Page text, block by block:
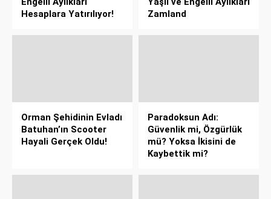
Hesaplara Yatırılıyor!
Zamland
Orman Şehidinin Evladı
Batuhan’ın Scooter
Hayali Gerçek Oldu!
Paradoksun Adı:
Güvenlik mi, Özgürlük
mü? Yoksa İkisini de
Kaybettik mi?